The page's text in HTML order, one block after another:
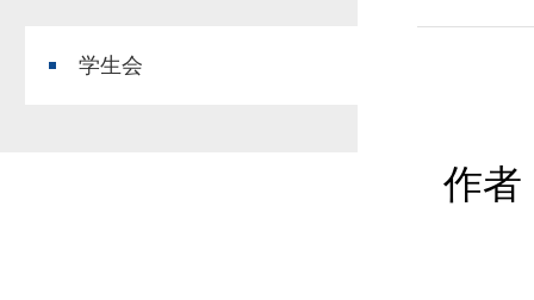
学生会
作者